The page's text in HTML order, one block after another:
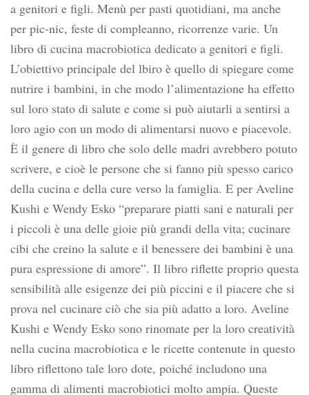
a genitori e figli. Menù per pasti quotidiani, ma anche
per pic-nic, feste di compleanno, ricorrenze varie. Un
libro di cucina macrobiotica dedicato a genitori e figli.
L’obiettivo principale del lbiro è quello di spiegare come
nutrire i bambini, in che modo l’alimentazione ha effetto
sul loro stato di salute e come si può aiutarli a sentirsi a
loro agio con un modo di alimentarsi nuovo e piacevole.
È il genere di libro che solo delle madri avrebbero potuto
scrivere, e cioè le persone che si fanno più spesso carico
della cucina e della cure verso la famiglia. E per Aveline
Kushi e Wendy Esko “preparare piatti sani e naturali per
i piccoli è una delle gioie più grandi della vita; cucinare
cibi che creino la salute e il benessere dei bambini è una
pura espressione di amore”. Il libro riflette proprio questa
sensibilità alle esigenze dei più piccini e il piacere che si
prova nel cucinare ciò che sia più adatto a loro. Aveline
Kushi e Wendy Esko sono rinomate per la loro creatività
nella cucina macrobiotica e le ricette contenute in questo
libro riflettono tale loro dote, poiché includono una
gamma di alimenti macrobiotici molto ampia. Queste